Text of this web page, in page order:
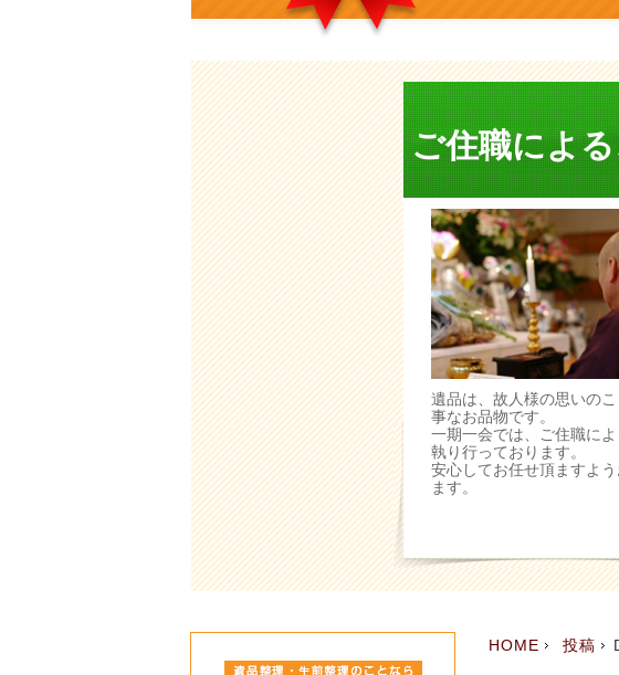
ご住職によ
遺品は、故人様の思いの
事なお品物です。
一期一会では、ご住職に
執り行っております。
安心してお任せ頂ますよ
ます。
HOME 投稿